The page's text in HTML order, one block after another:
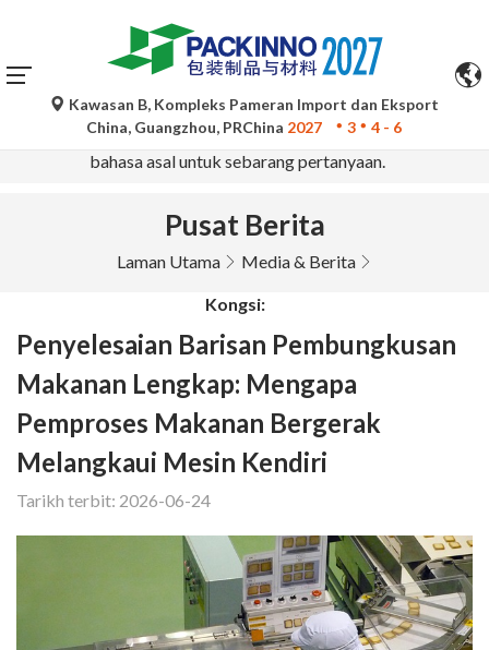
Terjemahan automatik oleh Google Translate adalah untuk
rujukan sahaja dan mungkin tidak tepat. Sila rujuk versi
bahasa asal untuk sebarang pertanyaan.
Kawasan B, Kompleks Pameran Import dan Eksport
China, Guangzhou, PRChina 2027 3 4 - 6
Pusat Berita
Laman Utama Media & Berita
Kongsi:
Penyelesaian Barisan Pembungkusan
Makanan Lengkap: Mengapa
Pemproses Makanan Bergerak
Melangkaui Mesin Kendiri
Tarikh terbit: 2026-06-24